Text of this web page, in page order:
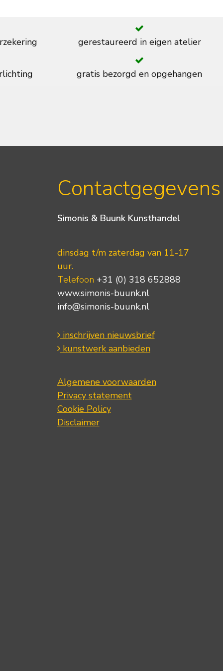
gerestaureerd in eigen atelier
gratis bezorgd en opgehangen
Contactgegevens
Simonis & Buunk Kunsthandel
dinsdag t/m zaterdag van 11-17
uur.
Telefoon +31 (0) 318 652888
www.simonis-buunk.nl
info@simonis-buunk.nl
inschrijven nieuwsbrief
kunstwerk aanbieden
Algemene voorwaarden
Privacy statement
Cookie Policy
Disclaimer